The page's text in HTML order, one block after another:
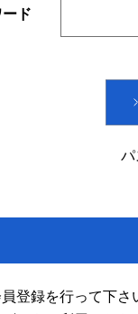
ド
パ
登録を行って下さ